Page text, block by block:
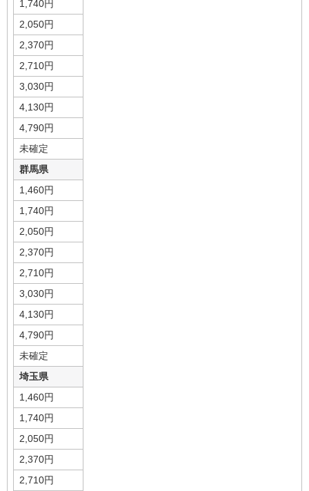
1,740円
2,050円
2,370円
2,710円
3,030円
4,130円
4,790円
未確定
群馬県
1,460円
1,740円
2,050円
2,370円
2,710円
3,030円
4,130円
4,790円
未確定
埼玉県
1,460円
1,740円
2,050円
2,370円
2,710円